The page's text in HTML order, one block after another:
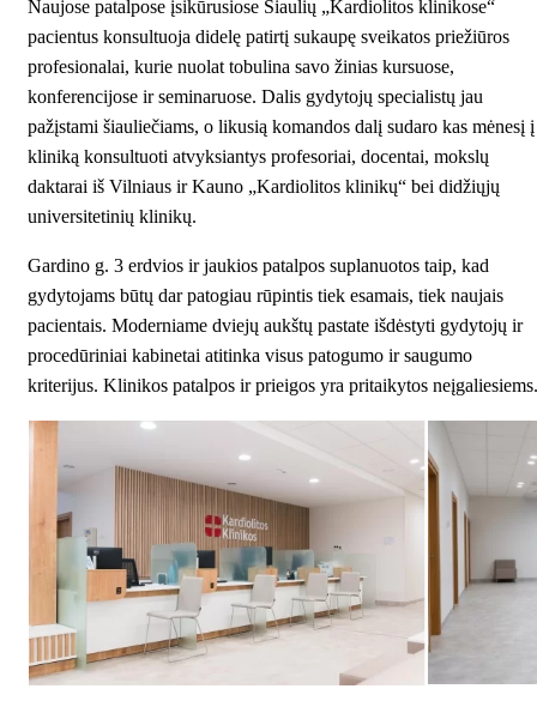
Naujose patalpose įsikūrusiose Šiaulių „Kardiolitos klinikose“
pacientus konsultuoja didelę patirtį sukaupę sveikatos priežiūros
profesionalai, kurie nuolat tobulina savo žinias kursuose,
konferencijose ir seminaruose. Dalis gydytojų specialistų jau
pažįstami šiauliečiams, o likusią komandos dalį sudaro kas mėnesį į
kliniką konsultuoti atvyksiantys profesoriai, docentai, mokslų
daktarai iš Vilniaus ir Kauno „Kardiolitos klinikų“ bei didžiųjų
universitetinių klinikų.
Gardino g. 3 erdvios ir jaukios patalpos suplanuotos taip, kad
gydytojams būtų dar patogiau rūpintis tiek esamais, tiek naujais
pacientais. Moderniame dviejų aukštų pastate išdėstyti gydytojų ir
procedūriniai kabinetai atitinka visus patogumo ir saugumo
kriterijus. Klinikos patalpos ir prieigos yra pritaikytos neįgaliesiems.